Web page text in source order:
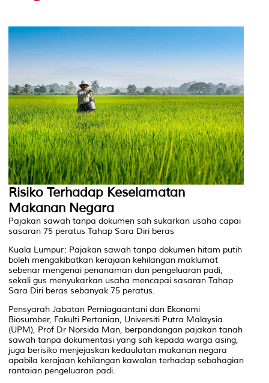
Risiko Terhadap Keselamatan
Makanan Negara
Pajakan sawah tanpa dokumen sah sukarkan usaha capai
sasaran 75 peratus Tahap Sara Diri beras
Kuala Lumpur: Pajakan sawah tanpa dokumen hitam putih
boleh mengakibatkan kerajaan kehilangan maklumat
sebenar mengenai penanaman dan pengeluaran padi,
sekali gus menyukarkan usaha mencapai sasaran Tahap
Sara Diri beras sebanyak 75 peratus.
Pensyarah Jabatan Perniagaantani dan Ekonomi
Biosumber, Fakulti Pertanian, Universiti Putra Malaysia
(UPM), Prof Dr Norsida Man, berpandangan pajakan tanah
sawah tanpa dokumentasi yang sah kepada warga asing,
juga berisiko menjejaskan kedaulatan makanan negara
apabila kerajaan kehilangan kawalan terhadap sebahagian
rantaian pengeluaran padi.